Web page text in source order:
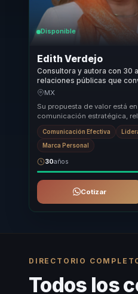
Disponible
Edith Verdejo
Consultora y autora con 30
relaciones públicas que
y protocolo en confianza
MX
Su propuesta de valor está
comunicación estratégica,
imagen y protocolo a una
ejecutiva úti...
Comunicación Efectiva
Marca Personal
30años
Cotizar
DIRECTORIO
Todos los